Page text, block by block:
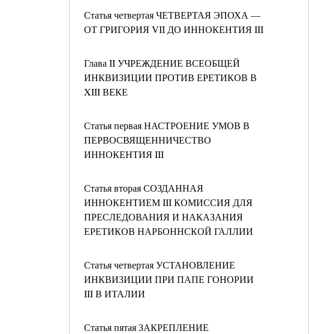
Статья четвертая ЧЕТВЕРТАЯ ЭПОХА —
ОТ ГРИГОРИЯ VII ДО ИННОКЕНТИЯ III
Глава II УЧРЕЖДЕНИЕ ВСЕОБЩЕЙ
ИНКВИЗИЦИИ ПРОТИВ ЕРЕТИКОВ В
XIII ВЕКЕ
Статья первая НАСТРОЕНИЕ УМОВ В
ПЕРВОСВЯЩЕННИЧЕСТВО
ИННОКЕНТИЯ III
Статья вторая СОЗДАННАЯ
ИННОКЕНТИЕМ III КОМИССИЯ ДЛЯ
ПРЕСЛЕДОВАНИЯ И НАКАЗАНИЯ
ЕРЕТИКОВ НАРБОННСКОЙ ГАЛЛИИ
Статья четвертая УСТАНОВЛЕНИЕ
ИНКВИЗИЦИИ ПРИ ПАПЕ ГОНОРИИ
III В ИТАЛИИ
Статья пятая ЗАКРЕПЛЕНИЕ